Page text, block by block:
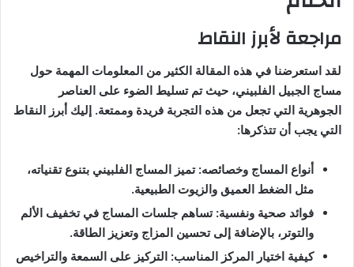
مراجعة لأبرز النقاط
لقد استعرضنا في هذه المقالة الكثير من المعلومات المهمة حول
مساج الجبيل الفلبيني، حيث تم تسليط الضوء على العناصر
الجوهرية التي تجعل من هذه التجربة فريدة وممتعة. إليك أبرز النقاط
التي يجب أن تتذكرها:
أنواع المساج وخصائصه: تميز المساج الفلبيني بتنوع تقنياته،
مثل الضغط العميق والزيوت الطبيعية.
فوائد صحية ونفسية: تساهم جلسات المساج في تخفيف الألم
والتوتر، بالإضافة إلى تحسين المزاج وتعزيز الطاقة.
كيفية اختيار المركز المناسب: التركيز على السمعة والتراخيص